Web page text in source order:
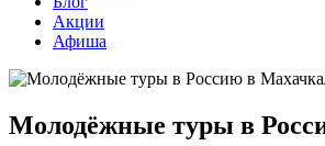
Акции
Афиша
Молодёжные туры в